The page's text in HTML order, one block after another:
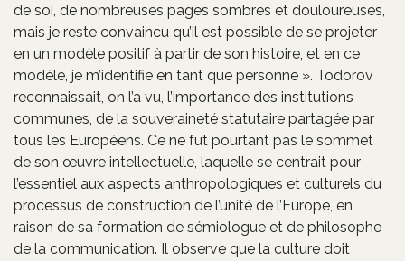
de soi, de nombreuses pages sombres et douloureuses,
mais je reste convaincu qu’il est possible de se projeter
en un modèle positif à partir de son histoire, et en ce
modèle, je m’identifie en tant que personne ». Todorov
reconnaissait, on l’a vu, l’importance des institutions
communes, de la souveraineté statutaire partagée par
tous les Européens. Ce ne fut pourtant pas le sommet
de son œuvre intellectuelle, laquelle se centrait pour
l’essentiel aux aspects anthropologiques et culturels du
processus de construction de l’unité de l’Europe, en
raison de sa formation de sémiologue et de philosophe
de la communication. Il observe que la culture doit